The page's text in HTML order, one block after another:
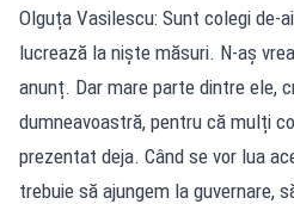
Olguța Vasilescu: Sunt colegi de-
lucrează la niște măsuri. N-aș
anunț. Dar mare parte dintre ele,
dumneavoastră, pentru că mulți
prezentat deja. Când se vor lua
trebuie să ajungem la guvernare,